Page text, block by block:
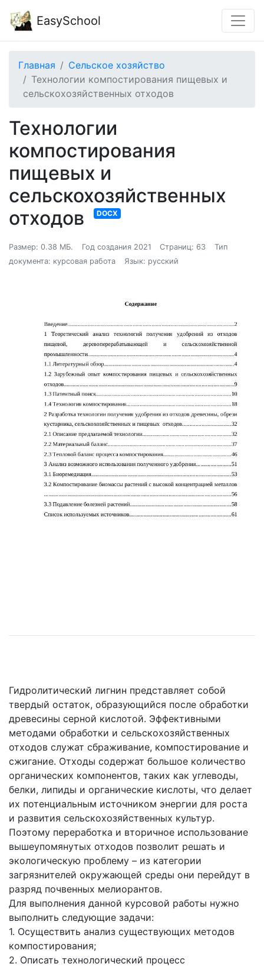
EasySchool
Главная
Сельское хозяйство
Технологии компостирования пищевых и
сельскохозяйственных отходов
Технологии
компостирования
пищевых и
сельскохозяйственных
отходов
DOCX
Размер: 0.38 МБ. Год создания 2021 Страниц: 63
Тип
документа: курсовая работа
Язык: русский
Гидролитический лигнин представляет собой
твердый остаток, образующийся после обработки
древесины серной кислотой. Эффективными
методами обработки и сельскохозяйственных
отходов служат сбраживание, компостирование и
сжигание. Отходы содержат большое количество
органических компонентов, таких как углеводы,
белки, липиды и органические кислоты, что делает
их потенциальным источником энергии для роста
и развития сельскохозяйственных культур.
Поэтому переработка и вторичное использование
вышеупомянутых отходов позволит решать и
экологическую проблему – из категории
загрязнителей окружающей среды они перейдут в
разряд почвенных мелиорантов.
Для выполнения данной курсовой работы нужно
выполнить следующие задачи:
1. Осуществить анализ существующих методов
компостирования;
2. Описать технологический процесс